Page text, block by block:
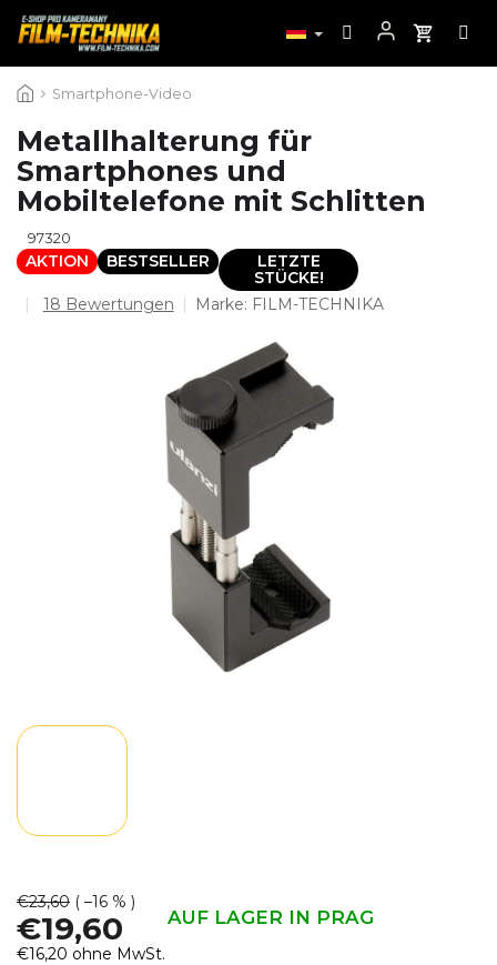
Inhalt Smartphone-Video
Metallhalterung für
Smartphones und
Mobiltelefone mit Schlitten
97320
AKTION BESTSELLER
LETZTE
STÜCKE!
Die
18 Bewertungen Marke: FILM-TECHNIKA
€23,60 ( –16 % )
€19,60 AUF LAGER IN PRAG
€16,20 ohne MwSt.